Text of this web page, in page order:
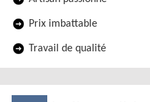
Prix imbattable
Travail de qualité